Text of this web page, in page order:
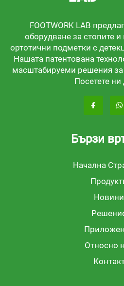
FOOTWORK LAB
оборудване за стопите
ортотични подметки с
Нашата патентована
масштабируеми решения за
Посетете ни
Бързи
Начална
Новини
Относно